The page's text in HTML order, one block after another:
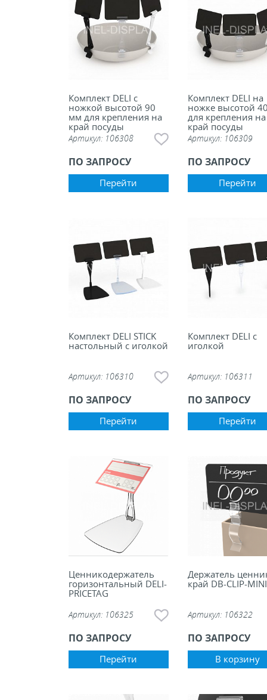
Комплект DELI с
ножкой высотой 90
мм для крепления на
край посуды
Артикул: 106308
ПО ЗАПРОСУ
Перейти
Комплект DELI на
ножке высотой
для крепления на
край посуды
Артикул: 106309
ПО ЗАПРОСУ
Перейти
Комплект DELI STICK
настольный с иголкой
Артикул: 106310
ПО ЗАПРОСУ
Перейти
Комплект DELI с
иголкой
Артикул: 106311
ПО ЗАПРОСУ
Перейти
Ценникодержатель
горизонтальный DELI-
PRICETAG
Артикул: 106325
ПО ЗАПРОСУ
Перейти
Держатель
край DB-CLIP-MINI
Артикул: 106322
ПО ЗАПРОСУ
В корзину